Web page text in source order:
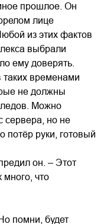
прошлое. Он
лице
из этих фактов
выбрали
ему доверять.
таких временами
не должны
Можно
сервера, но не
руки, готовый
он. – Этот
много, что
помни, будет